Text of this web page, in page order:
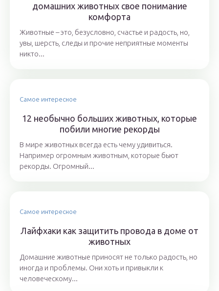
домашних животных свое понимание
комфорта
Животные – это, безусловно, счастье и радость, но,
увы, шерсть, следы и прочие неприятные моменты
никто...
Самое интересное
12 необычно больших животных, которые
побили многие рекорды
В мире животных всегда есть чему удивиться.
Например огромным животным, которые бьют
рекорды. Огромный...
Самое интересное
Лайфхаки как защитить провода в доме от
животных
Домашние животные приносят не только радость, но
иногда и проблемы. Они хоть и привыкли к
человеческому...